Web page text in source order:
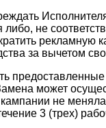
либо, не
за вычетом
может
не
3 (трех)